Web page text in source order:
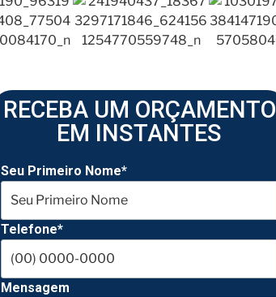
RECEBA UM ORÇAMENTO
EM INSTANTES
Seu Primeiro Nome*
Telefone*
Mensagem